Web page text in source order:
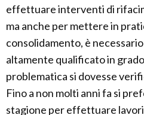
effettuare interventi di
ma anche per mettere in
consolidamento, è
altamente qualificato in
problematica si dovesse
Fino a non molti anni fa si
stagione per effettuare